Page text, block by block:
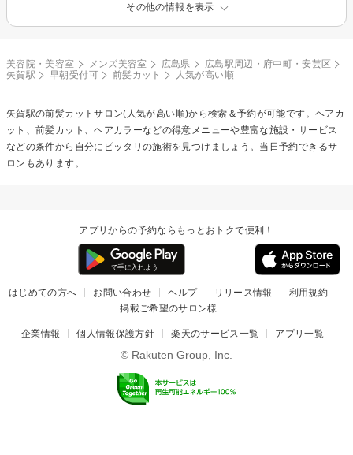
その他の情報を表示
美容院・美容室 メンズ美容室 広島県
広島駅周辺・府中町・安芸区
矢賀駅
早朝受付可 前髪カット 人気が高い順
矢賀駅の前髪カットサロン(人気が高い順)から検索＆予約が可能です。ヘアカ
ット、前髪カット、ヘアカラーなどの得意メニューや豊富な施設・サービス
などの条件から自分にピッタリの施術を見つけましょう。当日予約できるサ
ロンもあります。
アプリからの予約ならもっとおトクで便利！
はじめての方へ お問い合わせ ヘルプ リリース情報
利用規約
掲載ご希望のサロン様
企業情報 個人情報保護方針 楽天のサービス一覧 アプリ一覧
© Rakuten Group, Inc.